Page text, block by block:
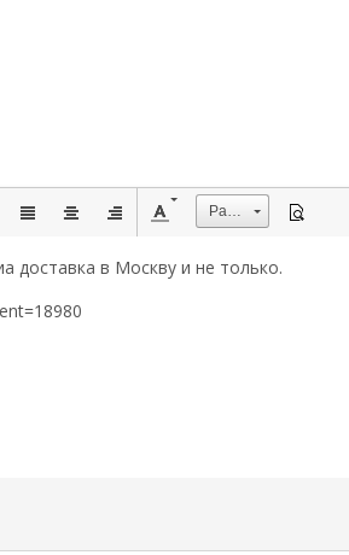
Размер
доставка в Москву и не только.